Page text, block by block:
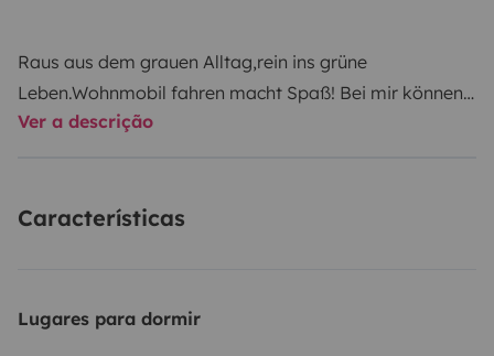
Raus aus dem grauen Alltag,rein ins grüne
Leben.Wohnmobil fahren macht Spaß! Bei mir können
Sie das Womo mieten und einen erholsamen Camping
allem ausgestattet was man zum Campen benötigt.Er
Ver a descrição
Características
Lugares para dormir